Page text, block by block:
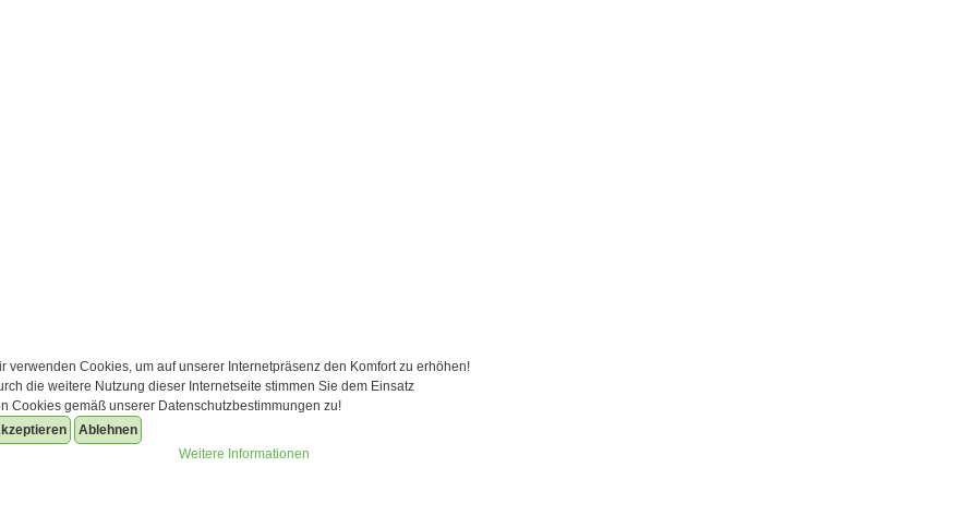
verwenden Cookies, um auf unserer Internetpräsenz den Komfort zu erhöhen!
die weitere Nutzung dieser Internetseite stimmen Sie dem Einsatz
Cookies gemäß unserer Datenschutzbestimmungen zu!
Ablehnen
Weitere Informationen